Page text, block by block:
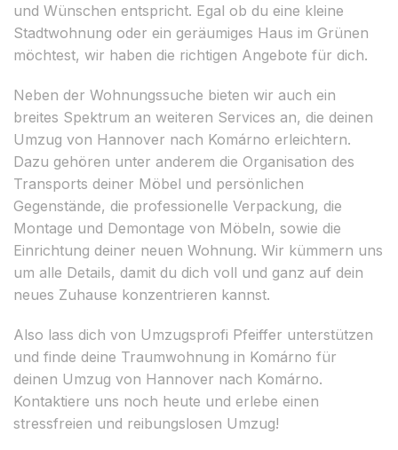
und Wünschen entspricht. Egal ob du eine kleine
Stadtwohnung oder ein geräumiges Haus im Grünen
möchtest, wir haben die richtigen Angebote für dich.
Neben der Wohnungssuche bieten wir auch ein
breites Spektrum an weiteren Services an, die deinen
Umzug von Hannover nach Komárno erleichtern.
Dazu gehören unter anderem die Organisation des
Transports deiner Möbel und persönlichen
Gegenstände, die professionelle Verpackung, die
Montage und Demontage von Möbeln, sowie die
Einrichtung deiner neuen Wohnung. Wir kümmern uns
um alle Details, damit du dich voll und ganz auf dein
neues Zuhause konzentrieren kannst.
Also lass dich von Umzugsprofi Pfeiffer unterstützen
und finde deine Traumwohnung in Komárno für
deinen Umzug von Hannover nach Komárno.
Kontaktiere uns noch heute und erlebe einen
stressfreien und reibungslosen Umzug!